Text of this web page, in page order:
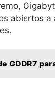
abiertos a
GDDR7